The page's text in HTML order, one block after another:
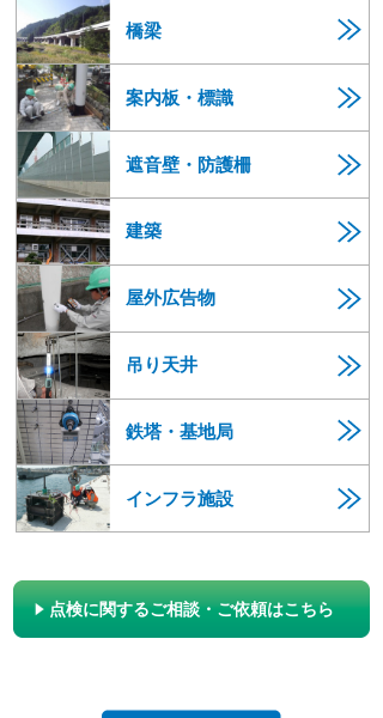
橋梁
案内板・標識
遮音壁・防護柵
建築
屋外広告物
吊り天井
鉄塔・基地局
インフラ施設
点検に関するご相談・ご依頼はこちら